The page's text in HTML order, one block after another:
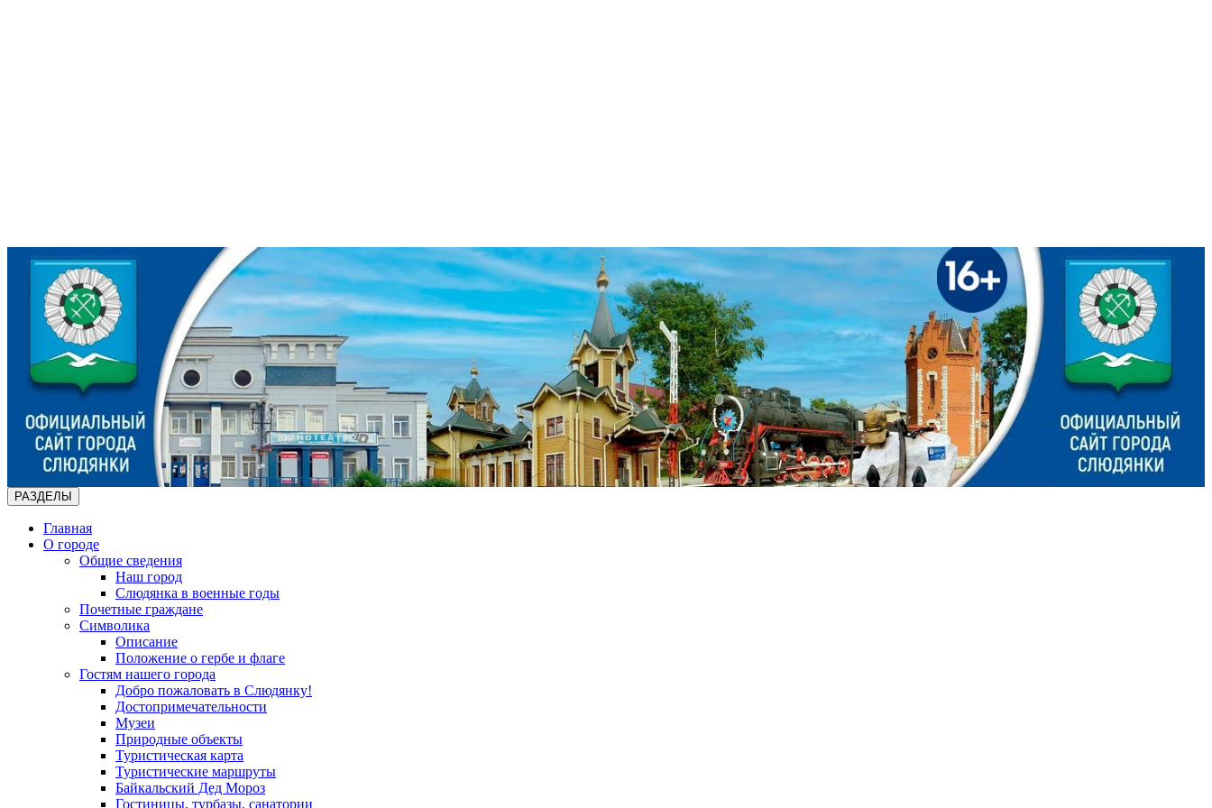
РАЗДЕЛЫ
Главная
О городе
Общие сведения
Наш город
Слюдянка в военные годы
Почетные граждане
Символика
Описание
Положение о гербе и флаге
Гостям нашего города
Добро пожаловать в Слюдянку!
Достопримечательности
Музеи
Природные объекты
Туристическая карта
Туристические маршруты
Байкальский Дед Мороз
Гостиницы, турбазы, санатории